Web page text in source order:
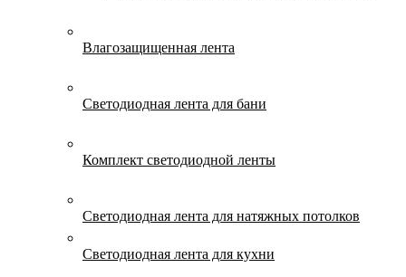
Влагозащищенная лента
Светодиодная лента для бани
Комплект светодиодной ленты
Светодиодная лента для натяжных потолков
Светодиодная лента для кухни